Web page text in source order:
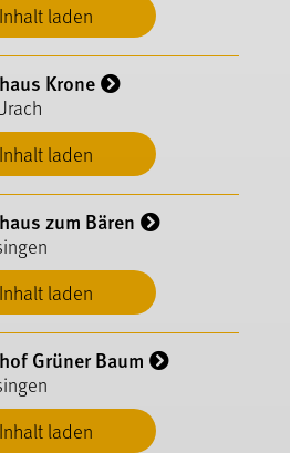
Inhalt laden
Inhalt laden
Krone
Inhalt laden
zum Bären
Inhalt laden
Grüner Baum